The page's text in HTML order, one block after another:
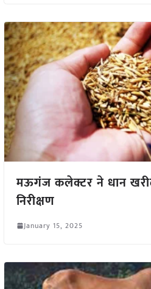
मऊगंज कलेक्टर ने धान
निरीक्षण
January 15, 2025